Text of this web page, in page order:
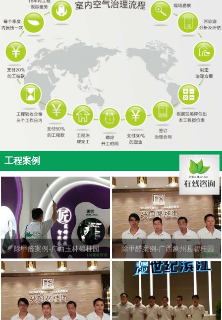
工程案例 更多<<
除甲醛案例-广西玉林碧桂园 除甲醛案例-广西象州县碧桂园